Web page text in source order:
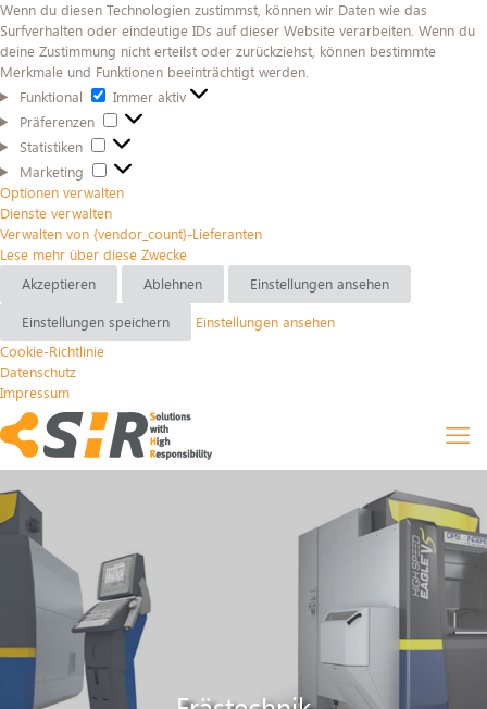
Wenn du diesen Technologien zustimmst, können wir Daten wie das
Surfverhalten oder eindeutige IDs auf dieser Website verarbeiten. Wenn du
deine Zustimmung nicht erteilst oder zurückziehst, können bestimmte
Merkmale und Funktionen beeinträchtigt werden.
Funktional
Funktional
Immer aktiv
Präferenzen
Präferenzen
Statistiken
Statistiken
Marketing
Marketing
Optionen verwalten
Dienste verwalten
Verwalten von {vendor_count}-Lieferanten
Lese mehr über diese Zwecke
Akzeptieren
Ablehnen Einstellungen ansehen
Einstellungen speichern
Einstellungen ansehen
Cookie-Richtlinie
Datenschutz
Impressum